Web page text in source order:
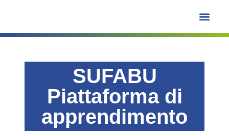
SUFABU
Piattaforma di
apprendimento